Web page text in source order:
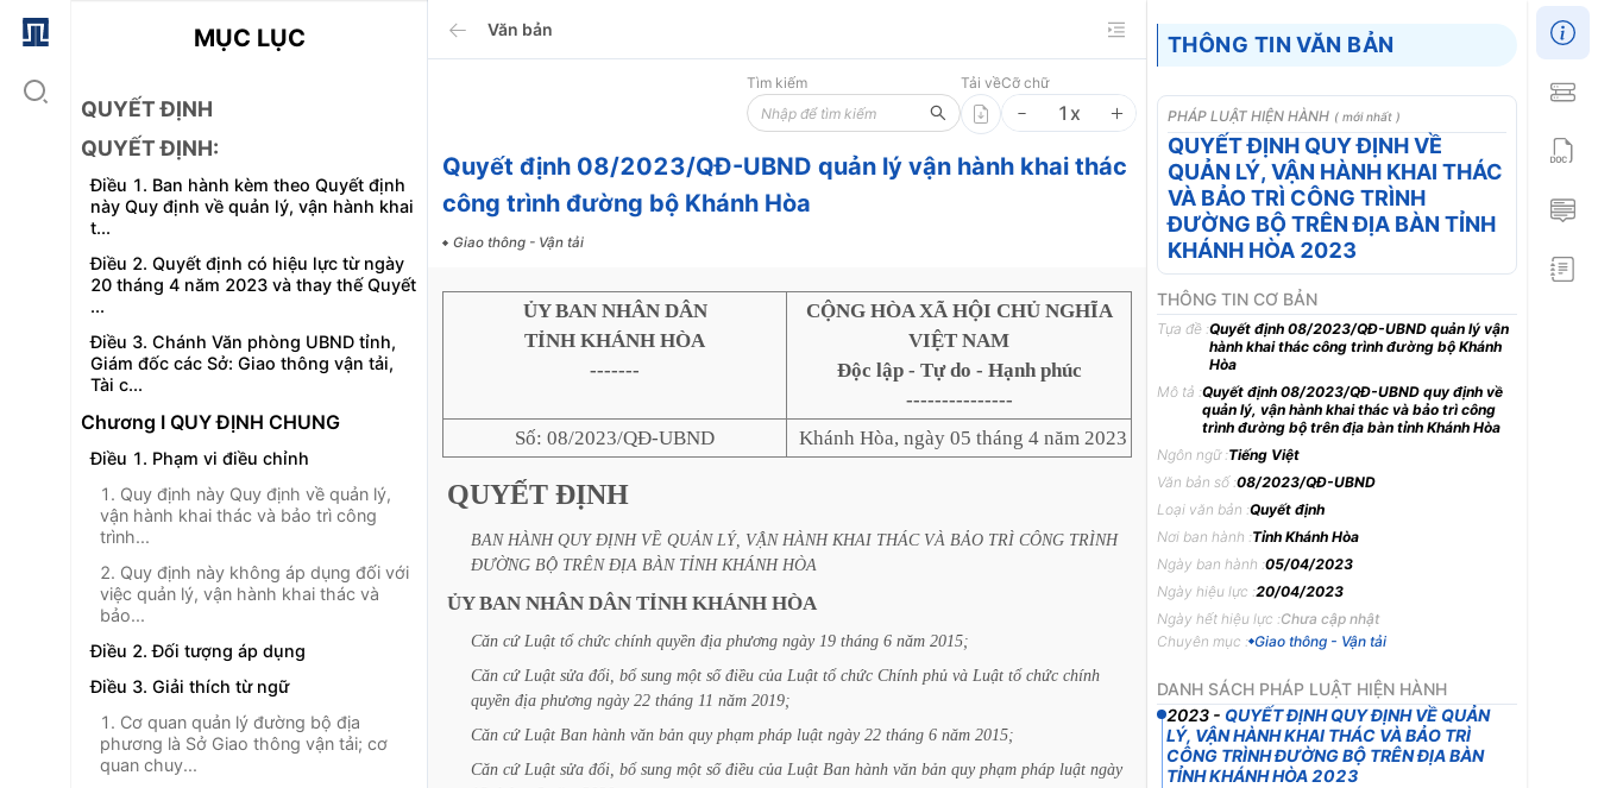
MỤC LỤC
QUYẾT ĐỊNH
QUYẾT ĐỊNH:
Điều 1. Ban hành kèm theo Quyết định
này Quy định về quản lý, vận hành khai
t...
Điều 2. Quyết định có hiệu lực từ ngày
20 tháng 4 năm 2023 và thay thế Quyết
...
Điều 3. Chánh Văn phòng UBND tỉnh,
Giám đốc các Sở: Giao thông vận tải,
Tài c...
Chương I QUY ĐỊNH CHUNG
Điều 1. Phạm vi điều chỉnh
1. Quy định này Quy định về quản lý,
vận hành khai thác và bảo trì công
trình...
2. Quy định này không áp dụng đối với
việc quản lý, vận hành khai thác và
bảo...
Điều 2. Đối tượng áp dụng
Điều 3. Giải thích từ ngữ
1. Cơ quan quản lý đường bộ địa
phương là Sở Giao thông vận tải; cơ
quan chuy...
Văn bản
Tìm kiếm Tải vềCỡ chữ
1 x
Quyết định 08/2023/QĐ-UBND quản lý vận hành khai thác
công trình đường bộ Khánh Hòa
Giao thông - Vận tải
ỦY BAN NHÂN DÂN
TỈNH KHÁNH HÒA
-------
CỘNG HÒA XÃ HỘI CHỦ NGHĨA
VIỆT NAM
Độc lập - Tự do - Hạnh phúc
---------------
Số: 08/2023/QĐ-UBND
Khánh Hòa, ngày 05 tháng 4 năm 2023
QUYẾT ĐỊNH
BAN HÀNH QUY ĐỊNH VỀ QUẢN LÝ, VẬN HÀNH KHAI THÁC VÀ BẢO TRÌ CÔNG TRÌNH
ĐƯỜNG BỘ TRÊN ĐỊA BÀN TỈNH KHÁNH HÒA
ỦY BAN NHÂN DÂN TỈNH KHÁNH HÒA
Căn cứ Luật tổ chức chính quyền địa phương ngày 19 tháng 6 năm 2015;
Căn cứ Luật sửa đổi, bổ sung một số điều của Luật tổ chức Chính phủ và Luật tổ chức chính
quyền địa phương ngày 22 tháng 11 năm 2019;
Căn cứ Luật Ban hành văn bản quy phạm pháp luật ngày 22 tháng 6 năm 2015;
Căn cứ Luật sửa đổi, bổ sung một số điều của Luật Ban hành văn bản quy phạm pháp luật ngày
THÔNG TIN VĂN BẢN
PHÁP LUẬT HIỆN HÀNH ( mới nhất )
QUYẾT ĐỊNH QUY ĐỊNH VỀ
QUẢN LÝ, VẬN HÀNH KHAI THÁC
VÀ BẢO TRÌ CÔNG TRÌNH
ĐƯỜNG BỘ TRÊN ĐỊA BÀN TỈNH
KHÁNH HÒA 2023
THÔNG TIN CƠ BẢN
Tựa đề :Quyết định 08/2023/QĐ-UBND quản lý vận
hành khai thác công trình đường bộ Khánh
Hòa
Mô tả :Quyết định 08/2023/QĐ-UBND quy định về
quản lý, vận hành khai thác và bảo trì công
trình đường bộ trên địa bàn tỉnh Khánh Hòa
Ngôn ngữ :Tiếng Việt
Văn bản số :08/2023/QĐ-UBND
Loại văn bản :Quyết định
Nơi ban hành :Tỉnh Khánh Hòa
Ngày ban hành :05/04/2023
Ngày hiệu lực :20/04/2023
Ngày hết hiệu lực :Chưa cập nhật
Chuyên mục : Giao thông - Vận tải
DANH SÁCH PHÁP LUẬT HIỆN HÀNH
2023 - QUYẾT ĐỊNH QUY ĐỊNH VỀ QUẢN
LÝ, VẬN HÀNH KHAI THÁC VÀ BẢO TRÌ
CÔNG TRÌNH ĐƯỜNG BỘ TRÊN ĐỊA BÀN
TỈNH KHÁNH HÒA 2023